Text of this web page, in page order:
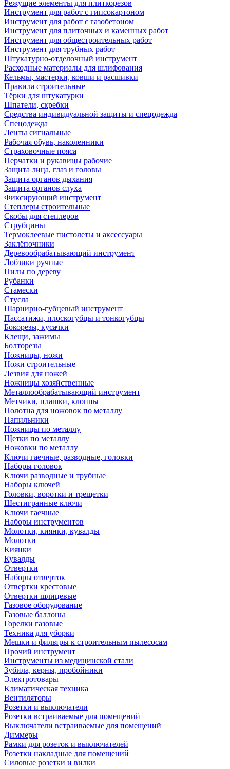
Режущие элементы для плиткорезов
Инструмент для работ с гипсокартоном
Инструмент для работ с газобетоном
Инструмент для плиточных и каменных работ
Инструмент для общестроительных работ
Инструмент для трубных работ
Штукатурно-отделочный инструмент
Расходные материалы для шлифования
Кельмы, мастерки, ковши и расшивки
Правила строительные
Тёрки для штукатурки
Шпатели, скребки
Средства индивидуальной защиты и спецодежда
Спецодежда
Ленты сигнальные
Рабочая обувь, наколенники
Страховочные пояса
Перчатки и рукавицы рабочие
Защита лица, глаз и головы
Защита органов дыхания
Защита органов слуха
Фиксирующий инструмент
Степлеры строительные
Скобы для степлеров
Струбцины
Термоклеевые пистолеты и аксессуары
Заклёпочники
Деревообрабатывающий инструмент
Лобзики ручные
Пилы по дереву
Рубанки
Стамески
Стусла
Шарнирно-губцевый инструмент
Пассатижи, плоскогубцы и тонкогубцы
Бокорезы, кусачки
Клещи, зажимы
Болторезы
Ножницы, ножи
Ножи строительные
Лезвия для ножей
Ножницы хозяйственные
Металлообрабатывающий инструмент
Метчики, плашки, клоппы
Полотна для ножовок по металлу
Напильники
Ножницы по металлу
Щетки по металлу
Ножовки по металлу
Ключи гаечные, разводные, головки
Наборы головок
Ключи разводные и трубные
Наборы ключей
Головки, воротки и трещетки
Шестигранные ключи
Ключи гаечные
Наборы инструментов
Молотки, киянки, кувалды
Молотки
Киянки
Кувалды
Отвертки
Наборы отверток
Отвертки крестовые
Отвертки шлицевые
Газовое оборудование
Газовые баллоны
Горелки газовые
Техника для уборки
Мешки и фильтры к строительным пылесосам
Прочий инструмент
Инструменты из медицинской стали
Зубила, керны, пробойники
Электротовары
Климатическая техника
Вентиляторы
Розетки и выключатели
Розетки встраиваемые для помещений
Выключатели встраиваемые для помещений
Диммеры
Рамки для розеток и выключателей
Розетки накладные для помещений
Силовые розетки и вилки